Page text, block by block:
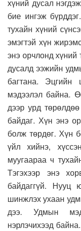
хүний дусал
бие ингэж
тухайн хүний
эмэгтэй хүн
энэ орчлонд хүний
дусалд ээжийн
багтана.
мэдээлэл байна.
дээр урд
байдаг. Хүн энэ
болж төрдөг. Хүн
үйл хийнэ,
муугаараа ч
Тэгэхээр энэ
байдаггүй. Нууц
шинжлэх ухаан
дээ. Удмын
нэрлэчихээд